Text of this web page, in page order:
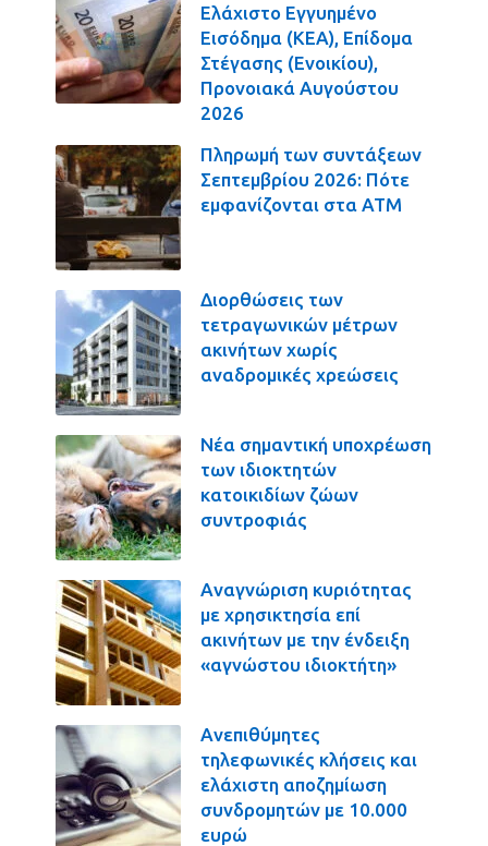
Ελάχιστο Εγγυημένο
Εισόδημα (ΚΕΑ), Επίδομα
Στέγασης (Ενοικίου),
Προνοιακά Αυγούστου
2026
Πληρωμή των συντάξεων
Σεπτεμβρίου 2026: Πότε
εμφανίζονται στα ΑΤΜ
Διορθώσεις των
τετραγωνικών μέτρων
ακινήτων χωρίς
αναδρομικές χρεώσεις
Νέα σημαντική υποχρέωση
των ιδιοκτητών
κατοικιδίων ζώων
συντροφιάς
Αναγνώριση κυριότητας
με χρησικτησία επί
ακινήτων με την ένδειξη
«αγνώστου ιδιοκτήτη»
Ανεπιθύμητες
τηλεφωνικές κλήσεις και
ελάχιστη αποζημίωση
συνδρομητών με 10.000
ευρώ